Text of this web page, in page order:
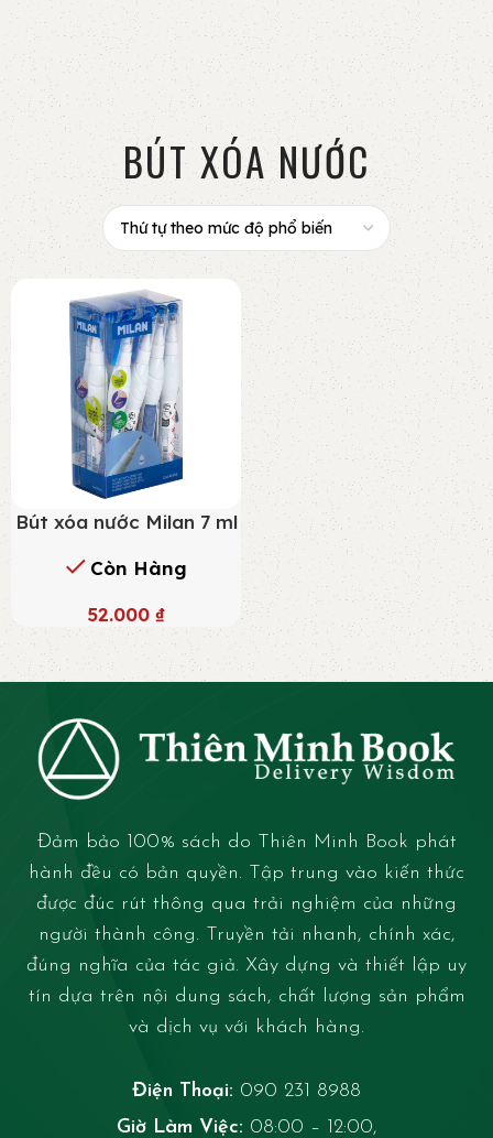
BÚT XÓA NƯỚC
Bút xóa nước Milan 7 ml
Còn Hàng
52.000 ₫
Đảm bảo 100% sách do Thiên Minh Book phát
hành đều có bản quyền. Tập trung vào kiến thức
được đúc rút thông qua trải nghiệm của những
người thành công. Truyền tải nhanh, chính xác,
đúng nghĩa của tác giả. Xây dựng và thiết lập uy
tín dựa trên nội dung sách, chất lượng sản phẩm
và dịch vụ với khách hàng.
Điện Thoại: 090 231 8988
Giờ Làm Việc: 08:00 – 12:00,